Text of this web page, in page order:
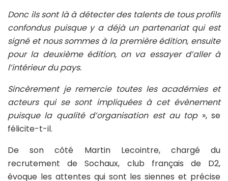
Donc ils sont là à détecter des talents de tous profils
confondus puisque y a déjà un partenariat qui est
signé et nous sommes à la première édition, ensuite
pour la deuxième édition, on va essayer d’aller à
l’intérieur du pays.
Sincèrement je remercie toutes les académies et
acteurs qui se sont impliquées à cet évènement
puisque la qualité d’organisation est au top », se
félicite-t-il.
De son côté Martin Lecointre, chargé du
recrutement de Sochaux, club français de D2,
évoque les attentes qui sont les siennes et précise